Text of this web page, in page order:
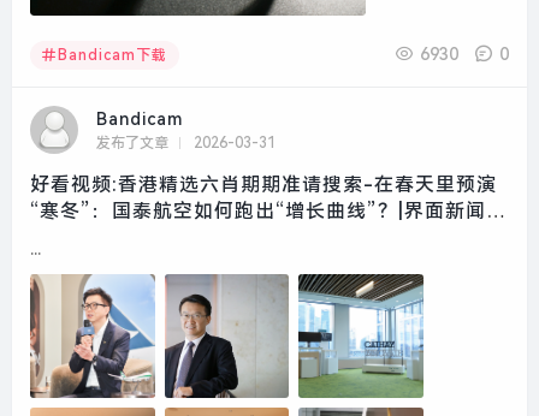
Bandicam下载 6930 0
Bandicam
发布了文章 2026-03-31
好看视频:香港精选六肖期期准请搜索-在春天里预演
“寒冬”：国泰航空如何跑出“增长曲线”？|界面新闻 ·
...